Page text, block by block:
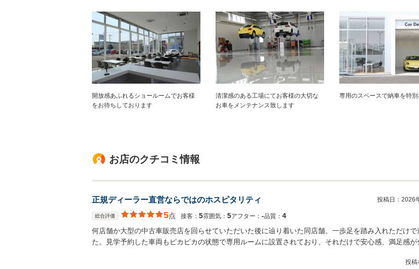
開放感あふれるショールームでお客様
をお待ちしております
清潔感のある工場にてお客様の大切な
お車をメンテナンス致します
専用のスペースで納車を特
お店のクチコミ情報
正規ディーラー直営ならではのホスピタリティ 投稿日： 2026
総合評価 5点 接客： 5雰囲気： 5アフター： ‐品質： 4
何店舗か大型の中古車販売店を回らせていただいた後に辿り着いた同店舗。一歩足を踏み入れただけで
た。見学予約した車両もピカピカの状態で専用ルームに設置されており、それだけで安心感、満足感が
投稿